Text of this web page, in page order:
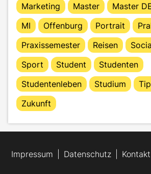
Marketing
Master Master
MI
Offenburg Portrait
Praxissemester
Reisen
Sport
Student
Studenten
Studentenleben
Studium
Zukunft
Impressum Datenschutz Kontakt